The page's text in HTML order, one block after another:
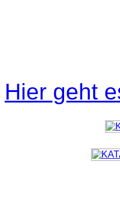
Hier geht